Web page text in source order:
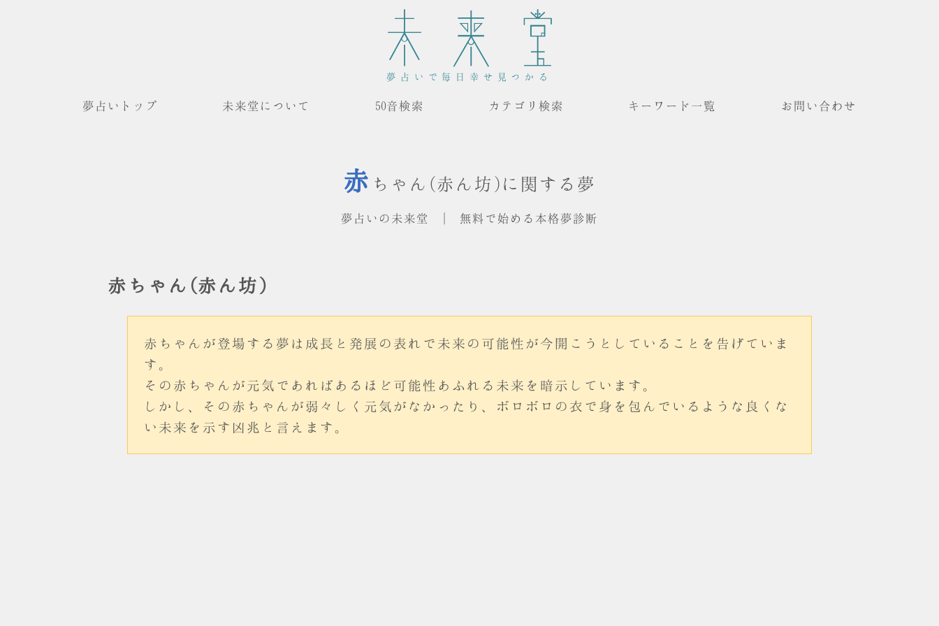
夢占いで毎日幸せ見つかる
夢占いトップ 未来堂について 50音検索 カテゴリ検索 キーワード一覧 お問い合わせ
赤 ちゃん(赤ん坊)に関する夢
夢占いの未来堂 | 無料で始める本格夢診断
赤ちゃん(赤ん坊)
赤ちゃんが登場する夢は成長と発展の表れで未来の可能性が今開こうとしていることを告げていま
す。
その赤ちゃんが元気であればあるほど可能性あふれる未来を暗示しています。
しかし、その赤ちゃんが弱々しく元気がなかったり、ボロボロの衣で身を包んでいるような良くな
い未来を示す凶兆と言えます。